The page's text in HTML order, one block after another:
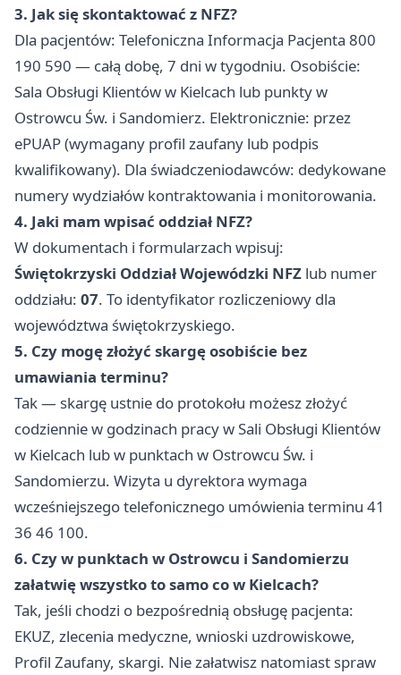
3. Jak się skontaktować z NFZ?
Dla pacjentów: Telefoniczna Informacja Pacjenta 800
190 590 — całą dobę, 7 dni w tygodniu. Osobiście:
Sala Obsługi Klientów w Kielcach lub punkty w
Ostrowcu Św. i Sandomierz. Elektronicznie: przez
ePUAP (wymagany profil zaufany lub podpis
kwalifikowany). Dla świadczeniodawców: dedykowane
numery wydziałów kontraktowania i monitorowania.
4. Jaki mam wpisać oddział NFZ?
W dokumentach i formularzach wpisuj:
Świętokrzyski Oddział Wojewódzki NFZ lub numer
oddziału: 07. To identyfikator rozliczeniowy dla
województwa świętokrzyskiego.
5. Czy mogę złożyć skargę osobiście bez
umawiania terminu?
Tak — skargę ustnie do protokołu możesz złożyć
codziennie w godzinach pracy w Sali Obsługi Klientów
w Kielcach lub w punktach w Ostrowcu Św. i
Sandomierzu. Wizyta u dyrektora wymaga
wcześniejszego telefonicznego umówienia terminu 41
36 46 100.
6. Czy w punktach w Ostrowcu i Sandomierzu
załatwię wszystko to samo co w Kielcach?
Tak, jeśli chodzi o bezpośrednią obsługę pacjenta:
EKUZ, zlecenia medyczne, wnioski uzdrowiskowe,
Profil Zaufany, skargi. Nie załatwisz natomiast spraw